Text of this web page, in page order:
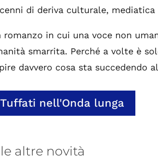
di deriva culturale,
romanzo in cui una voce non
smarrita. Perché a volte è
davvero cosa sta succedendo
Tuffati nell'Onda lunga
le altre novità